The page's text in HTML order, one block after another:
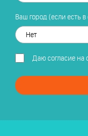
Ваш город (если есть в
Даю согласие на